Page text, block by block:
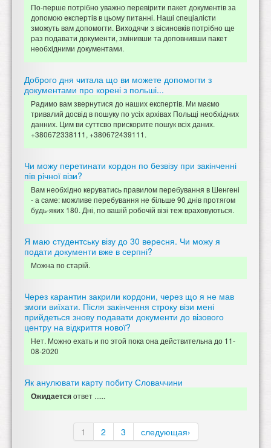
По-перше потрібно уважно перевірити пакет документів за
допомою експертів в цьому питанні. Наші спеціалісти
зможуть вам допомогти. Виходячи з вісиновків потрібно ще
раз подавати документи, змінивши та доповнивши пакет
необхідними документами.
Доброго дня читала що ви можете допомогти з
документами про корені з польші...
Радимо вам звернутися до наших експертів. Ми маємо
тривалий досвід в пошуку по усіх архівах Польщі необхідних
данних. Цим ви суттєво прискорите пошук всіх даних.
+380672338111, +380672439111.
Чи можу перетинати кордон по безвізу при закінченні
пів річної візи?
Вам необхідно керуватись правилом перебування в Шенгені
- а саме: можливе перебування не більше 90 днів протягом
будь-яких 180. Дні, по вашій робочій візі теж враховуються.
Я маю студентську візу до 30 вересня. Чи можу я
подати документи вже в серпні?
Можна по старій.
Через карантин закрили кордони, через що я не мав
змоги виїхати. Після закінчення строку візи мені
прийдеться знову подавати документи до візового
центру на відкриття нової?
Нет. Можно ехать и по этой пока она действительна до 11-
08-2020
Як анулювати карту побиту Словаччини
Ожидаетсяответ ......
1 2 3 следующая›